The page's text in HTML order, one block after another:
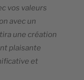
vos valeurs
avec un
une création
plaisante
et